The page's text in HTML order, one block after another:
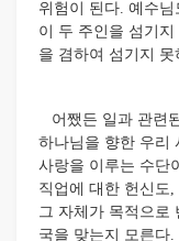
위험이 된다. 예수
이 두 주인을 섬기
을 겸하여 섬기지 못
어쨌든 일과 관련
하나님을 향한 우리
사랑을 이루는 수단
직업에 대한 헌신도,
그 자체가 목적으로
국을 맞는지 모른다